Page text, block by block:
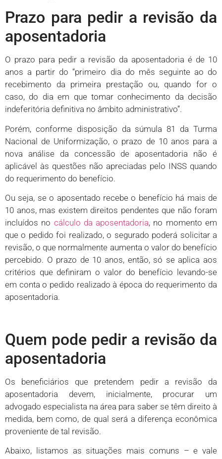
Prazo para pedir a revisão da
aposentadoria
O prazo para pedir a revisão da aposentadoria é de 10
anos a partir do “primeiro dia do mês seguinte ao do
recebimento da primeira prestação ou, quando for o
caso, do dia em que tomar conhecimento da decisão
indeferitória definitiva no âmbito administrativo”.
Porém, conforme disposição da súmula 81 da Turma
Nacional de Uniformização, o prazo de 10 anos para a
nova análise da concessão de aposentadoria não é
aplicável às questões não apreciadas pelo INSS quando
do requerimento do benefício.
Ou seja, se o aposentado recebe o benefício há mais de
10 anos, mas existem direitos pendentes que não foram
incluídos no cálculo da aposentadoria, no momento em
que o pedido foi realizado, o segurado poderá solicitar a
revisão, o que normalmente aumenta o valor do benefício
percebido. O prazo de 10 anos, então, só se aplica aos
critérios que definiram o valor do benefício levando-se
em conta o pedido realizado à época do requerimento da
aposentadoria.
Quem pode pedir a revisão da
aposentadoria
Os beneficiários que pretendem pedir a revisão da
aposentadoria devem, inicialmente, procurar um
advogado especialista na área para saber se têm direito à
medida, bem como, de qual será a diferença econômica
proveniente de tal revisão.
Abaixo, listamos as situações mais comuns – e vale